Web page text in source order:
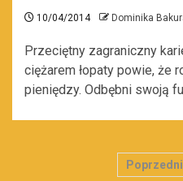
10/04/2014 Dominika
Przeciętny zagraniczny
ciężarem łopaty powie, że
pieniędzy. Odbębni swoją
Poprzedni